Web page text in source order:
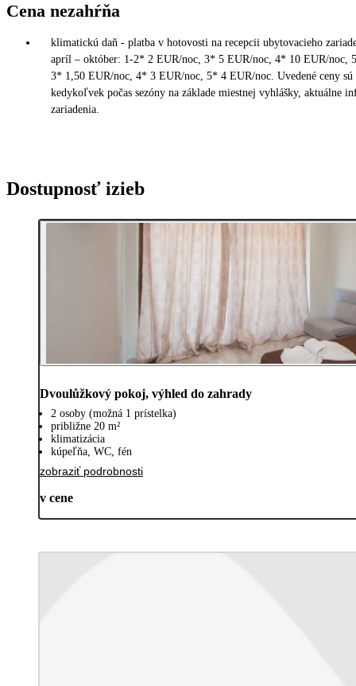
Cena nezahŕňa
klimatickú daň - platba v hotovosti na recepcii ubytovacieho
apríl – október: 1-2* 2 EUR/noc, 3* 5 EUR/noc, 4* 10 EUR/noc,
3* 1,50 EUR/noc, 4* 3 EUR/noc, 5* 4 EUR/noc. Uvedené ceny
kedykoľvek počas sezóny na základe miestnej vyhlášky, aktuálne
zariadenia.
Dostupnosť izieb
Dvoulůžkový pokoj, výhled do zahrady
2 osoby (možná 1 prístelka)
približne 20 m²
klimatizácia
kúpeľňa, WC, fén
zobraziť podrobnosti
v cene